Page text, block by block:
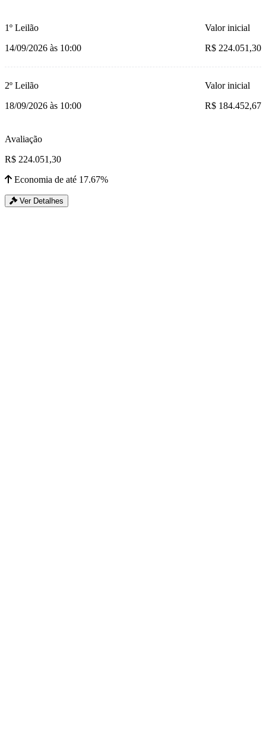
1º Leilão
14/09/2026 às 10:00
Valor inicial
R$ 224.051,30
2º Leilão
18/09/2026 às 10:00
Valor inicial
R$ 184.452,67
Avaliação
R$ 224.051,30
Economia de até 17.67%
Ver Detalhes